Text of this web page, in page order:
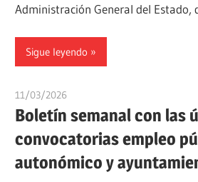
Administración General del Estado,
Sigue leyendo
11/03/2026
Boletín semanal con las
convocatorias empleo
autonómico y